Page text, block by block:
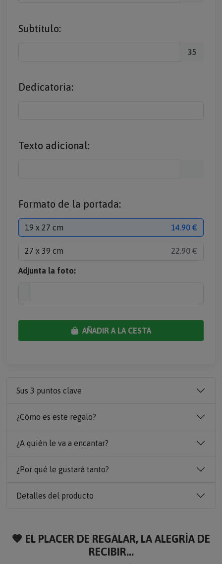
Subtítulo:
35
Dedicatoria:
Texto adicional:
Formato de la portada:
19 x 27 cm 14.90 €
27 x 39 cm 22.90 €
Adjunta la foto:
AÑADIR A LA CESTA
Sus 3 puntos clave
¿Cómo es este regalo?
¿A quién le va a encantar?
¿Por qué le gustará tanto?
Detalles del producto
🧡 EL PLACER DE REGALAR, LA ALEGRÍA DE
RECIBIR...